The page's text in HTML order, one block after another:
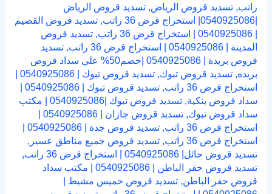
راتب, تسديد قروض الرياض, تسديد قروض الرياض
, تسديد قروض القصيم
, تسديد قروض
المدينة | 0540925086 | استخراج قرض 36 راتب
, تسديد
قروض بريدة | 0540925086 |خصم50% علي سداد قروض
بريده, تسديد قروض تبوك,
تسديد قروض تبوك | 0540925086 |
استخراج قرض 36 راتب
,
تسديد قروض تبوك | 0540925086 |
سداد قروض بنكية,
تسديد قروض تبوك |0540925086 | مكتب
سداد قروض تبوك,
تسديد قروض جازان | 0540925086 |
استخراج قرض 36 راتب
,
تسديد قروض جدة | 0540925086 |
استخراج قرض 36 راتب
, تسديد قروض جميع مناطق عسير ,
تسديد قروض حائل| 0540925086 | استخراج قرض 36 راتب
,
تسديد قروض حفر الباطن | 0540925086 | مكتب سداد
قروض حفر الباطن, تسديد قروض خميس مشيط |